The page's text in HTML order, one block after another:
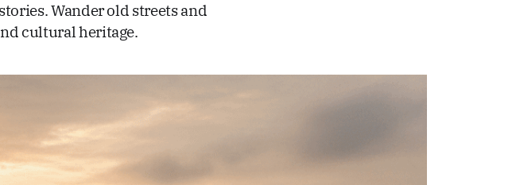
Wander old streets and
cultural heritage.